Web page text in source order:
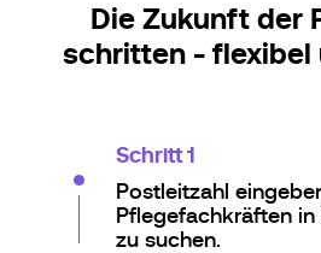
Die Zukunft der
schritten - flexibel
Schritt 1
Postleitzahl
Pflegefachkräften in
zu suchen.